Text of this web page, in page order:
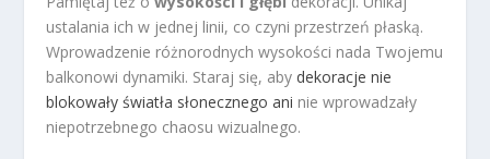
ustalania ich w jednej linii, co czyni przestrzeń płaską.
Wprowadzenie różnorodnych wysokości nada Twojemu
balkonowi dynamiki. Staraj się, aby dekoracje nie
blokowały światła słonecznego ani nie wprowadzały
niepotrzebnego chaosu wizualnego.